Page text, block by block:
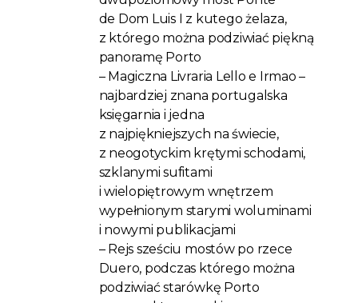
de Dom Luis I z kutego żelaza,
z którego można podziwiać piękną
panoramę Porto
– Magiczna Livraria Lello e Irmao –
najbardziej znana portugalska
księgarnia i jedna
z najpiękniejszych na świecie,
z neogotyckim krętymi schodami,
szklanymi sufitami
i wielopiętrowym wnętrzem
wypełnionym starymi woluminami
i nowymi publikacjami
– Rejs sześciu mostów po rzece
Duero, podczas którego można
podziwiać starówkę Porto